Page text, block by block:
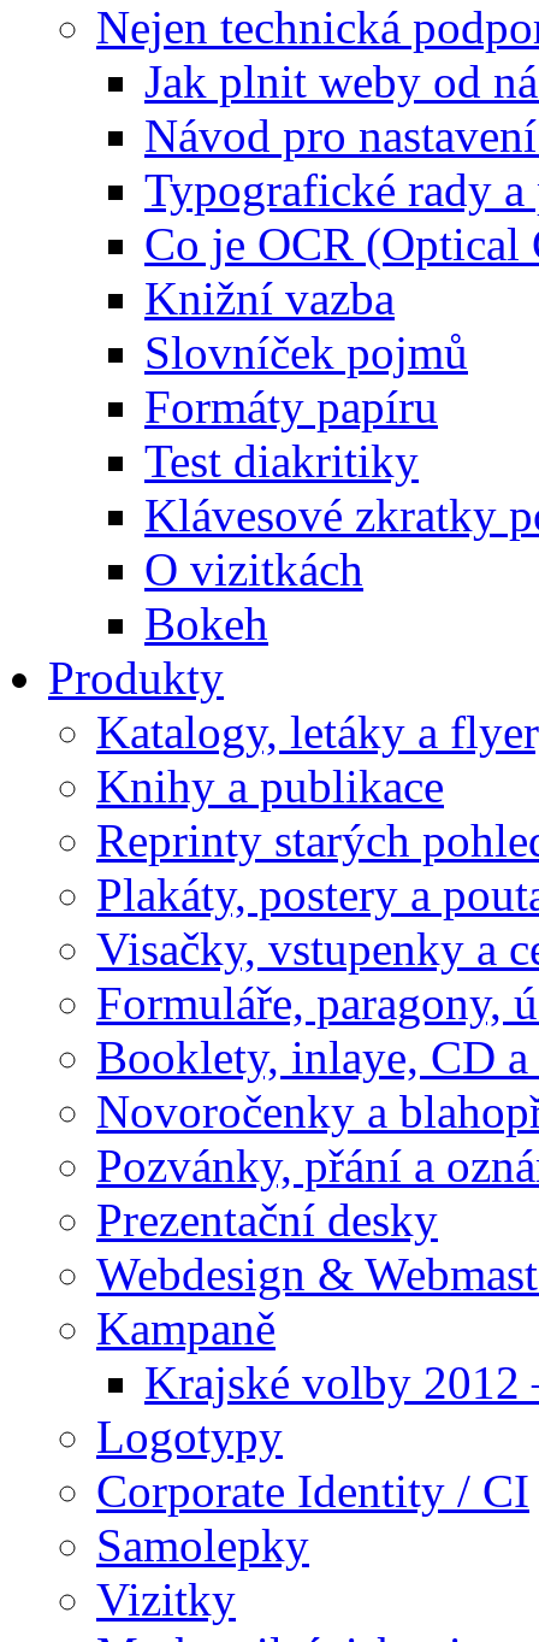
Nejen technická
Jak plnit weby od
Návod pro
Typografické rady
Co je OCR
Knižní vazba
Slovníček pojmů
Formáty papíru
Test diakritiky
Klávesové zkratky
O vizitkách
Bokeh
Produkty
Katalogy, letáky a
Knihy a publikace
Reprinty starých
Plakáty, postery a
Visačky, vstupenky a
Formuláře, paragony,
Booklety, inlaye, CD
Novoročenky a
Pozvánky, přání a
Prezentační desky
Webdesign &
Kampaně
Krajské volby
Logotypy
Corporate Identity / CI
Samolepky
Vizitky